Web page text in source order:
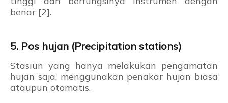
benar [2].
5. Pos hujan (Precipitation stations)
Stasiun yang hanya melakukan pengamatan
hujan saja, menggunakan penakar hujan biasa
ataupun otomatis.